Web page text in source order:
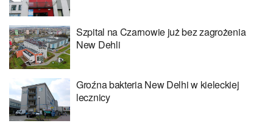
Szpital na Czarnowie już bez zagrożenia
New Dehli
Groźna bakteria New Delhi w kieleckiej
lecznicy